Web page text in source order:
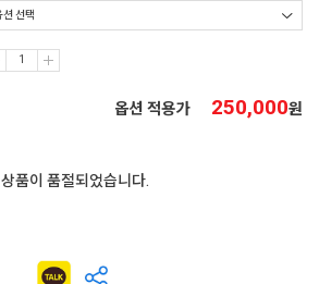
옵션 적용가 250,000원
상품이 품절되었습니다.